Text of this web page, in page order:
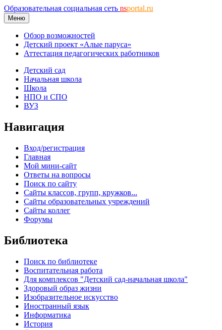
Образовательная социальная сеть nsportal.ru
Меню
Обзор возможностей
Детский проект «Алые паруса»
Аттестация педагогических работников
Детский сад
Начальная школа
Школа
НПО и СПО
ВУЗ
Навигация
Вход/регистрация
Главная
Мой мини-сайт
Ответы на вопросы
Поиск по сайту
Сайты классов, групп, кружков...
Сайты образовательных учреждений
Сайты коллег
Форумы
Библиотека
Поиск по библиотеке
Воспитательная работа
Для комплексов "Детский сад-начальная школа"
Здоровый образ жизни
Изобразительное искусство
Иностранный язык
Информатика
История